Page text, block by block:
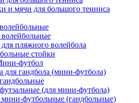
и мячи для большого тенниса
пляжного волейбола
стойки
футбол
для гандбола (мини-футбола)
(для мини-футбола)
футбольные (гандбольные)